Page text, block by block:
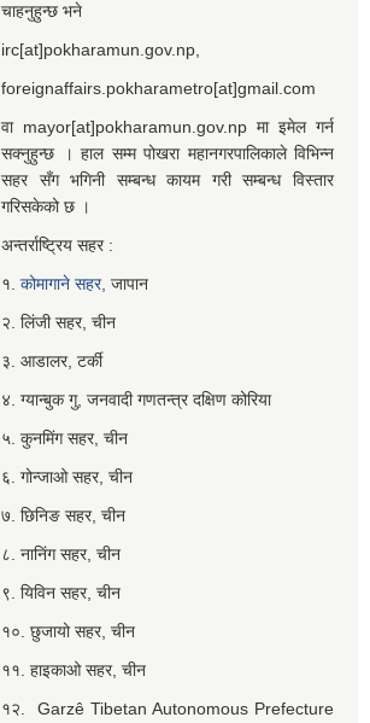
चाहनुहुन्छ भने
irc[at]pokharamun.gov.np,
foreignaffairs.pokharametro[at]gmail.com
वा mayor[at]pokharamun.gov.np मा इमेल गर्न
सक्नुहुन्छ । हाल सम्म पोखरा महानगरपालिकाले विभिन्न
सहर सँग भगिनी सम्बन्ध कायम गरी सम्बन्ध विस्तार
गरिसकेको छ ।
अन्तर्राष्ट्रिय सहर :
१. कोमागाने सहर, जापान
२. लिंजी सहर, चीन
३. आडालर, टर्की
४. ग्यान्बुक गु, जनवादी गणतन्त्र दक्षिण कोरिया
५. कुनमिंग सहर, चीन
६. गोन्जाओ सहर, चीन
७. छिनिङ सहर, चीन
८. नानिंग सहर, चीन
९. यिविन सहर, चीन
१०. छुजायो सहर, चीन
११. हाइकाओ सहर, चीन
१२. Garzê Tibetan Autonomous Prefecture